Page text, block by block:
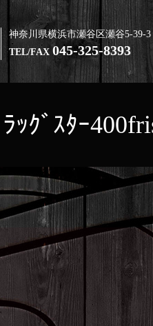
神奈川県横浜市瀬谷区瀬谷5-39-3
TEL/FAX045-325-8393
ｸﾞｽﾀｰ